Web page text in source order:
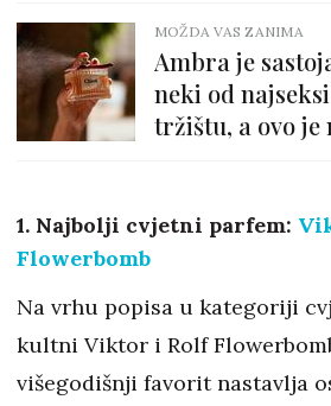
MOŽDA VAS ZANIMA
Ambra je
neki od
tržištu, a ovo je
1. Najbolji cvjetni parfem:
Flowerbomb
Na vrhu popisa u kategoriji
kultni Viktor i Rolf
višegodišnji favorit nastavlja